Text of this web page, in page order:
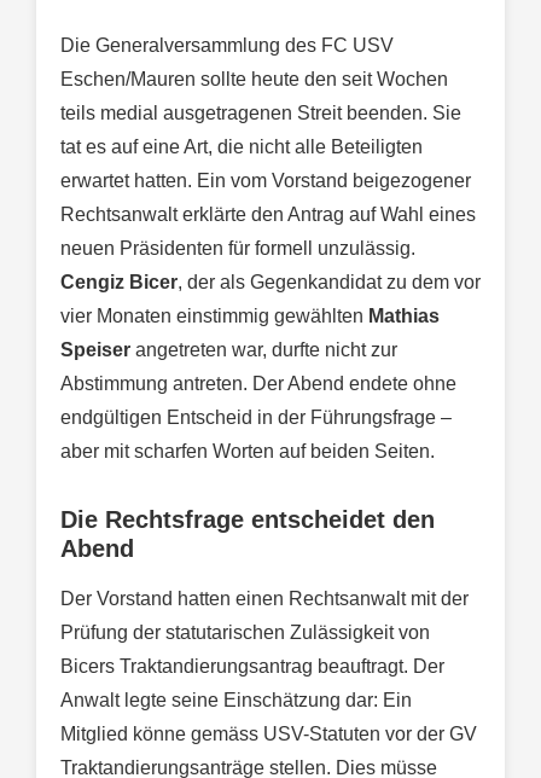
Die Generalversammlung des FC USV
Eschen/Mauren sollte heute den seit Wochen
teils medial ausgetragenen Streit beenden. Sie
tat es auf eine Art, die nicht alle Beteiligten
erwartet hatten. Ein vom Vorstand beigezogener
Rechtsanwalt erklärte den Antrag auf Wahl eines
neuen Präsidenten für formell unzulässig.
Cengiz Bicer, der als Gegenkandidat zu dem vor
vier Monaten einstimmig gewählten Mathias
Speiser angetreten war, durfte nicht zur
Abstimmung antreten. Der Abend endete ohne
endgültigen Entscheid in der Führungsfrage –
aber mit scharfen Worten auf beiden Seiten.
Die Rechtsfrage entscheidet den
Abend
Der Vorstand hatten einen Rechtsanwalt mit der
Prüfung der statutarischen Zulässigkeit von
Bicers Traktandierungsantrag beauftragt. Der
Anwalt legte seine Einschätzung dar: Ein
Mitglied könne gemäss USV-Statuten vor der GV
Traktandierungsanträge stellen. Dies müsse